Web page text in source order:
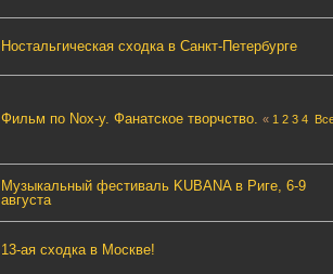
Ностальгическая сходка в Санкт-Петербурге
Фильм по Nox-у. Фанатское творчство. « 1 2 3 4
Музыкальный фестиваль KUBANA в Риге, 6-9
августа
13-ая сходка в Москве!